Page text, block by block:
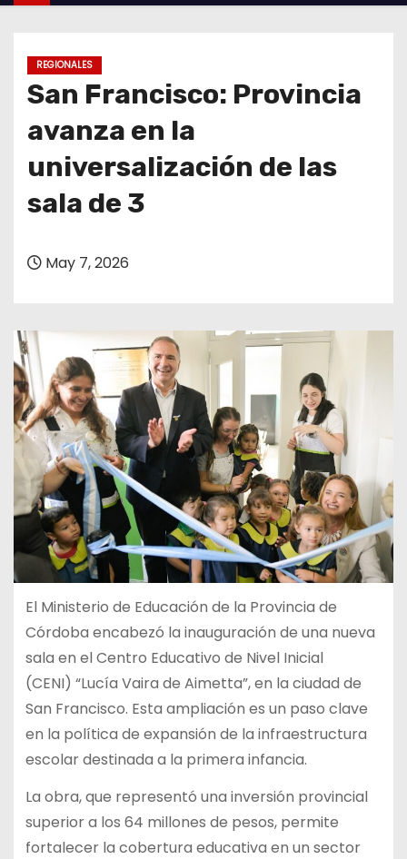
o
REGIONALES
San Francisco: Provincia
avanza en la
universalización de las
sala de 3
May 7, 2026
El Ministerio de Educación de la Provincia de
Córdoba encabezó la inauguración de una nueva
sala en el Centro Educativo de Nivel Inicial
(CENI) “Lucía Vaira de Aimetta”, en la ciudad de
San Francisco. Esta ampliación es un paso clave
en la política de expansión de la infraestructura
escolar destinada a la primera infancia.
La obra, que representó una inversión provincial
superior a los 64 millones de pesos, permite
fortalecer la cobertura educativa en un sector